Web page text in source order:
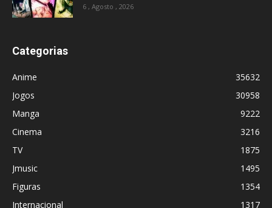
6 , Agosto , 2026
Categorias
Anime
35632
Jogos
30958
Manga
9222
Cinema
3216
TV
1875
Jmusic
1495
Figuras
1354
Internacional
1317